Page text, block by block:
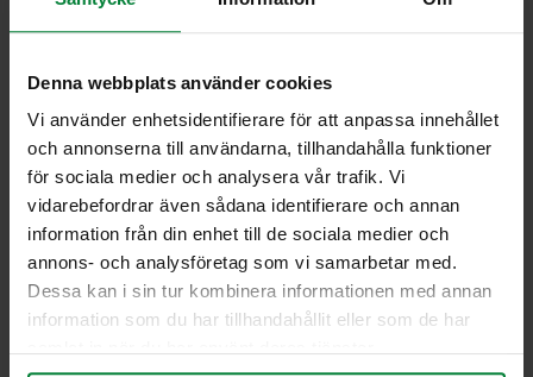
Denna webbplats använder cookies
Vi använder enhetsidentifierare för att anpassa innehållet
och annonserna till användarna, tillhandahålla funktioner
för sociala medier och analysera vår trafik. Vi
vidarebefordrar även sådana identifierare och annan
information från din enhet till de sociala medier och
annons- och analysföretag som vi samarbetar med.
Dessa kan i sin tur kombinera informationen med annan
information som du har tillhandahållit eller som de har
Multi tarrat-Restavfall 200mm
Multi tarrat – Tidningar
Lajitteluastiat tarrat – Sträckfilm
Lajitteluastiat tarrat – Tidningar
370 L Flip lid
Lue lisää
Lue lisää
400 Litraa astia
Lue lisää
Lue lisää
660 litraa astia
Lue lisää
Lue lisää